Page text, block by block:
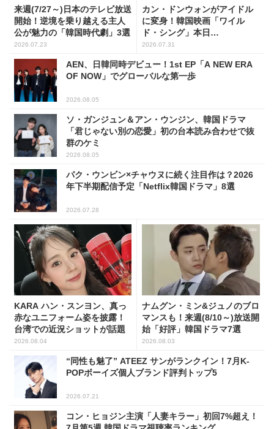
来週(7/27～)日本のテレビ放送
開始！逆境を乗り越える主人
公が魅力の「韓国時代劇」3選
2026.07.23
カン・ドンウォンがアイドル
に変身！韓国映画「ワイル
ド・シング」本日
(7/31)Netflix配信開始
2026.07.31
AEN、日韓同時デビュー！1st EP「A NEW ERA
OF NOW」でグローバルな第一歩
2026.08.05
ソ・ガンジュン＆アン・ウンジン、韓国ドラマ
「君じゃない別の恋愛」初の台本読み合わせで抜
群のケミ
2026.08.05
パク・ウンビン×チャウヌに続く注目作は？2026
年下半期配信予定「Netflix韓国ドラマ」8選
2026.07.28
KARA ハン・スンヨン、真っ
赤なユニフォーム姿を披露！
台湾での近況ショットが話題
2026.08.04
ナムグン・ミン&ジュノのブロ
マンスも！来週(8/10～)放送開
始「好評」韓国ドラマ7選
2026.08.03
“同性も魅了” ATEEZ サンがランクイン！7月K-
POPボーイズ個人ブランド評判トップ5
2026.07.21
コン・ヒョジン主演「人妻キラー」初回7%超え！